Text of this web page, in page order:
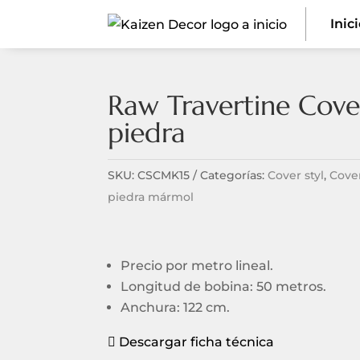
Raw Travertine
piedra
SKU:CSCMK15 Categorías:Cover styl,
piedra mármol
Precio por metro lineal.
Longitud de bobina: 50 metros.
Anchura: 122 cm.
 Descargar ficha técnica